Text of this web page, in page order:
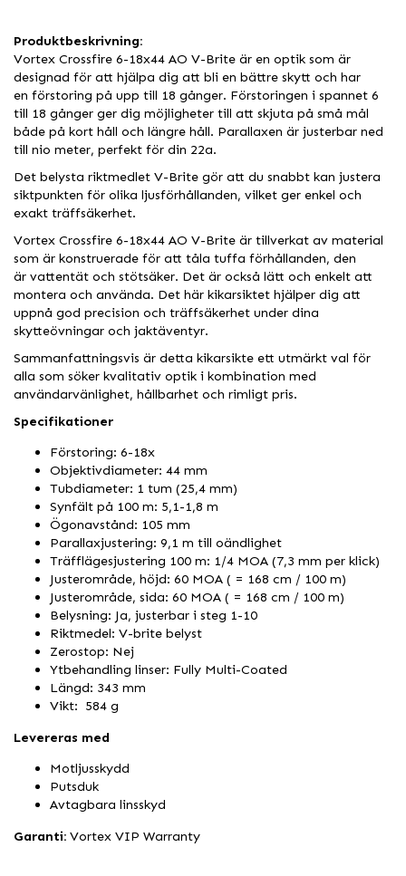
Produktbeskrivning:
Vortex Crossfire 6-18x44 AO V-Brite är en optik som är
designad för att hjälpa dig att bli en bättre skytt och har
en förstoring på upp till 18 gånger. Förstoringen i spannet 6
till 18 gånger ger dig möjligheter till att skjuta på små mål
både på kort håll och längre håll. Parallaxen är justerbar ned
till nio meter, perfekt för din 22a.
Det belysta riktmedlet V-Brite gör att du snabbt kan justera
siktpunkten för olika ljusförhållanden, vilket ger enkel och
exakt träffsäkerhet.
Vortex Crossfire 6-18x44 AO V-Brite är tillverkat av material
som är konstruerade för att tåla tuffa förhållanden, den
är vattentät och stötsäker. Det är också lätt och enkelt att
montera och använda. Det här kikarsiktet hjälper dig att
uppnå god precision och träffsäkerhet under dina
skytteövningar och jaktäventyr.
Sammanfattningsvis är detta kikarsikte ett utmärkt val för
alla som söker kvalitativ optik i kombination med
användarvänlighet, hållbarhet och rimligt pris.
Specifikationer
Förstoring: 6-18x
Objektivdiameter: 44 mm
Tubdiameter: 1 tum (25,4 mm)
Synfält på 100 m: 5,1-1,8 m
Ögonavstånd: 105 mm
Parallaxjustering: 9,1 m till oändlighet
Träfflägesjustering 100 m: 1/4 MOA (7,3 mm per klick)
Justerområde, höjd: 60 MOA ( = 168 cm / 100 m)
Justerområde, sida: 60 MOA ( = 168 cm / 100 m)
Belysning: Ja, justerbar i steg 1-10
Riktmedel: V-brite belyst
Zerostop: Nej
Ytbehandling linser: Fully Multi-Coated
Längd: 343 mm
Vikt: 584 g
Levereras med
Motljusskydd
Putsduk
Avtagbara linsskyd
Garanti: Vortex VIP Warranty